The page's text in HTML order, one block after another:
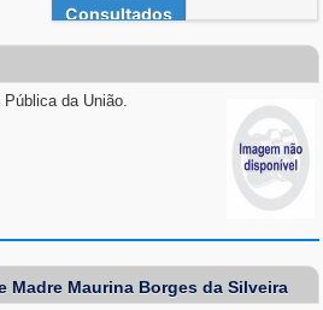
Consultados
da União.
Madre Maurina Borges da Silveira